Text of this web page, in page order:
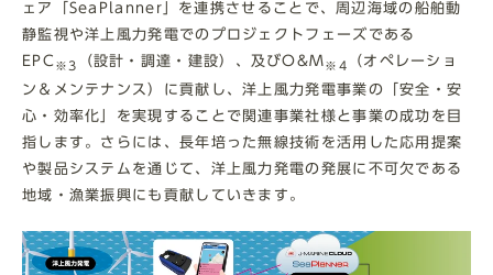
ェア「SeaPlanner」を連携させることで、周辺海域の船舶動
静監視や洋上風力発電でのプロジェクトフェーズである
EPC※3 （設計・調達・建設）、及びO&M※4
（オペレーショ
ン＆メンテナンス）に貢献し、洋上風力発電事業の「安全・安
心・効率化」を実現することで関連事業社様と事業の成功を目
指します。さらには、長年培った無線技術を活用した応用提案
や製品システムを通じて、洋上風力発電の発展に不可欠である
地域・漁業振興にも貢献していきます。